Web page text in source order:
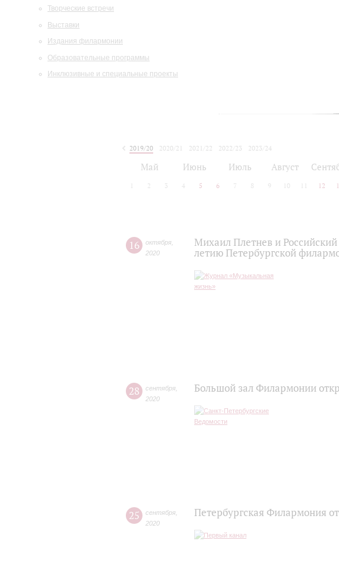
Творческие встречи
Выставки
Издания филармонии
Образовательные программы
Инклюзивные и специальные проекты
2019/20 2020/21 2021/22 2022/23
2023/24
Май Июнь Июль Август
2 3 4 5 6 7 8 9 10 12
16 октября
2020
Михаил Плетнев и
летию Петербургской
28 сентября
2020
Большой зал Филармонии
25 сентября
2020
Петербургская Филармония